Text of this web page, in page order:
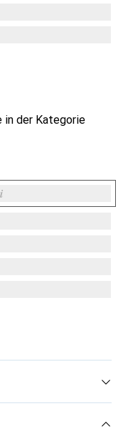
in der Kategorie
i